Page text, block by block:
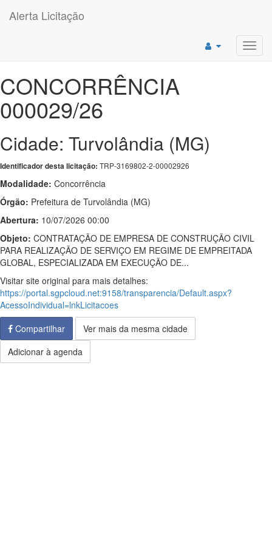
Alerta Licitação
CONCORRÊNCIA
000029/26
Cidade: Turvolândia (MG)
Identificador desta licitação: TRP-3169802-2-00002926
Modalidade: Concorrência
Órgão: Prefeitura de Turvolândia (MG)
Abertura: 10/07/2026 00:00
Objeto: CONTRATAÇÃO DE EMPRESA DE CONSTRUÇÃO CIVIL
PARA REALIZAÇÃO DE SERVIÇO EM REGIME DE EMPREITADA
GLOBAL, ESPECIALIZADA EM EXECUÇÃO DE...
Visitar site original para mais detalhes:
https://portal.sgpcloud.net:9158/transparencia/Default.aspx?
AcessoIndividual=lnkLicitacoes
Compartilhar
Ver mais da mesma cidade
Adicionar à agenda